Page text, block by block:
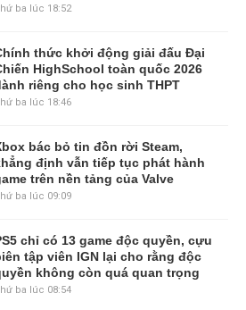
ba lúc 18:52
thức khởi động giải đấu Đại
HighSchool toàn quốc 2026
riêng cho học sinh THPT
ba lúc 18:46
bác bỏ tin đồn rời Steam,
định vẫn tiếp tục phát hành
trên nền tảng của Valve
ba lúc 09:09
chỉ có 13 game độc quyền, cựu
tập viên IGN lại cho rằng độc
không còn quá quan trọng
ba lúc 08:54